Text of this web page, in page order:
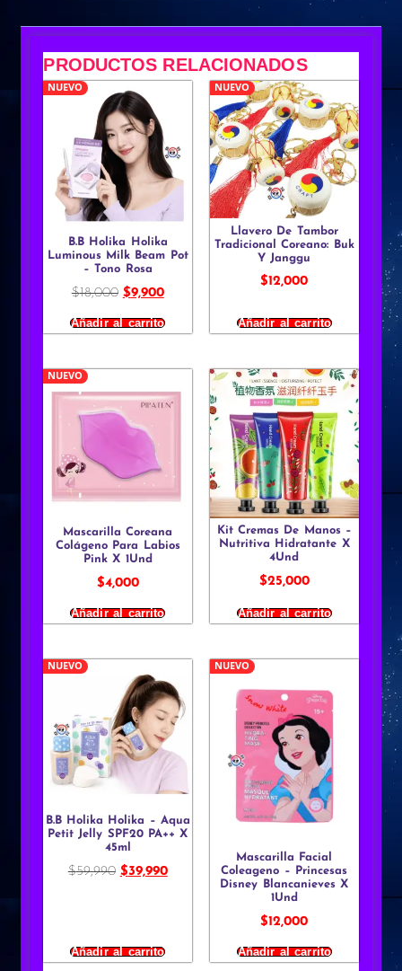
PRODUCTOS RELACIONADOS
NUEVO
B.B Holika Holika
Luminous Milk Beam Pot
– Tono Rosa
$18,000 $9,900
Añadir al carrito
NUEVO
Llavero De Tambor
Tradicional Coreano: Buk
Y Janggu
$12,000
Añadir al carrito
NUEVO
Mascarilla Coreana
Colágeno Para Labios
Pink X 1Und
$4,000
Añadir al carrito
Kit Cremas De Manos –
Nutritiva Hidratante X
4Und
$25,000
Añadir al carrito
NUEVO
B.B Holika Holika – Aqua
Petit Jelly SPF20 PA++ X
45ml
$59,990 $39,990
Añadir al carrito
NUEVO
Mascarilla Facial
Coleageno – Princesas
Disney Blancanieves X
1Und
$12,000
Añadir al carrito